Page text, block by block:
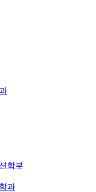
학부
과